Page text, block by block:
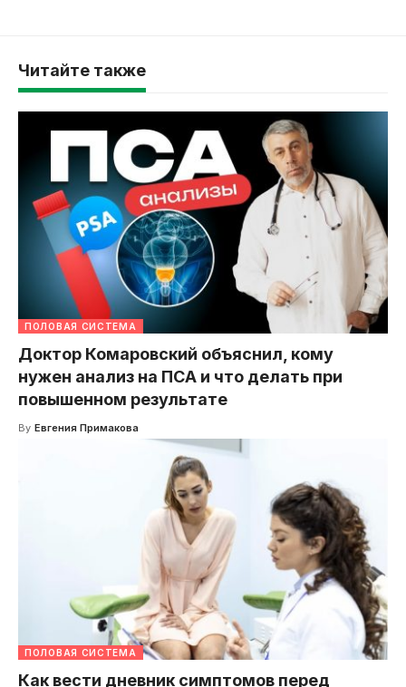
Читайте также
ПОЛОВАЯ СИСТЕМА
Доктор Комаровский объяснил, кому
нужен анализ на ПСА и что делать при
повышенном результате
By Евгения Примакова
ПОЛОВАЯ СИСТЕМА
Как вести дневник симптомов перед